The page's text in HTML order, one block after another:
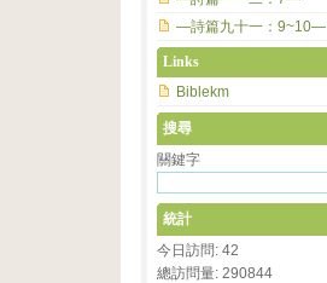
—詩篇九十一：9~10—
Links
Biblekm
搜尋
關鍵字
統計
今日訪問: 42
總訪問量: 290844